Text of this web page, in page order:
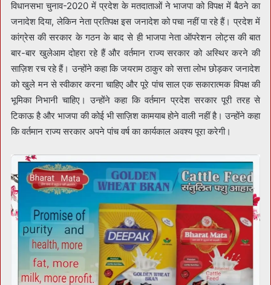
विधानसभा चुनाव-2020 में प्रदेश के मतदाताओं ने भाजपा को विपक्ष में बैठने का
जनादेश दिया, लेकिन नेता प्रतिपक्ष इस जनादेश को पचा नहीं पा रहे हैं। प्रदेश में
कांग्रेस की सरकार के गठन के बाद से ही भाजपा नेता ऑपरेशन लोट्स की बात
बार-बार खुलेआम दोहरा रहे हैं और वर्तमान राज्य सरकार को अस्थिर करने की
साज़िश रच रहे हैं। उन्होंने कहा कि जयराम ठाकुर को सत्ता लोभ छोड़कर जनादेश
को खुले मन से स्वीकार करना चाहिए और पूरे पांच साल एक सकारात्मक विपक्ष की
भूमिका निभानी चाहिए। उन्होंने कहा कि वर्तमान प्रदेश सरकार पूरी तरह से
टिकाऊ है और भाजपा की कोई भी साज़िश कामयाब होने वाली नहीं है। उन्होंने कहा
कि वर्तमान राज्य सरकार अपने पांच वर्ष का कार्यकाल अवश्य पूरा करेगी।